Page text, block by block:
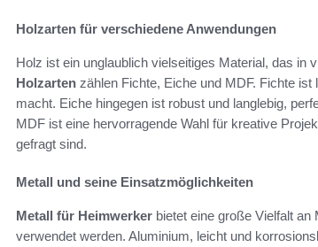
Holzarten für verschiedene Anwendungen
Holz ist ein unglaublich vielseitiges Material, das in
Holzarten zählen Fichte, Eiche und MDF. Fichte
macht. Eiche hingegen ist robust und langlebig,
MDF ist eine hervorragende Wahl für kreative
gefragt sind.
Metall und seine Einsatzmöglichkeiten
Metall für Heimwerker bietet eine große Vielfalt
verwendet werden. Aluminium, leicht und